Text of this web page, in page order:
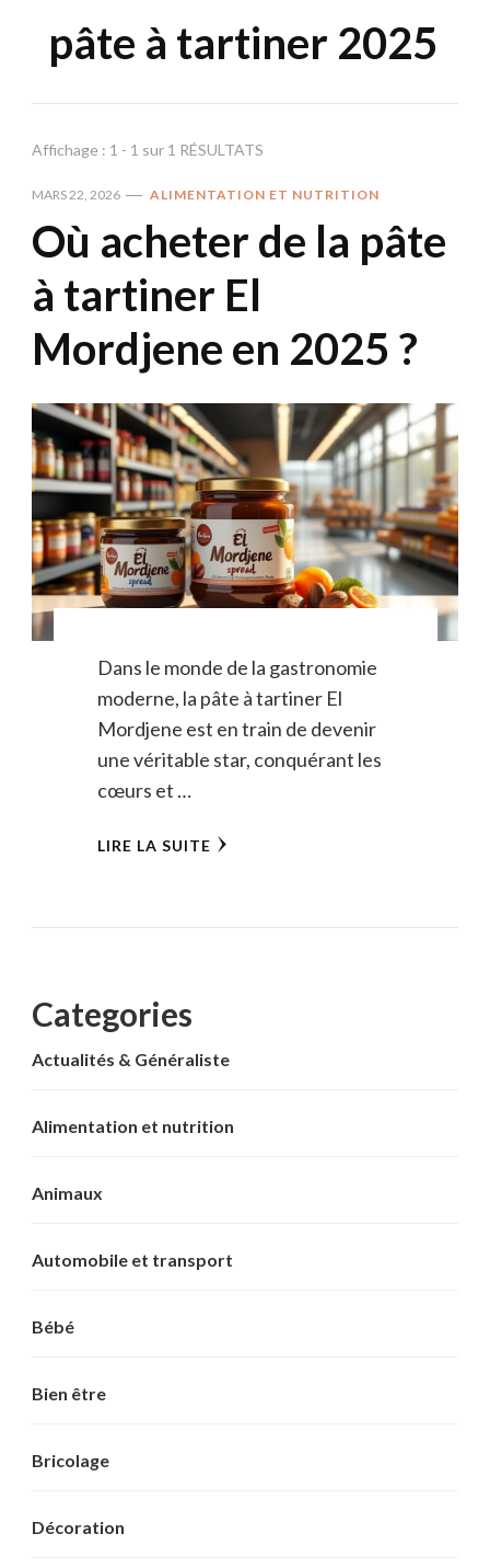
pâte à tartiner 2025
Affichage : 1 - 1 sur 1 RÉSULTATS
MARS 22, 2026 ALIMENTATION ET NUTRITION
Où acheter de la pâte
à tartiner El
Mordjene en 2025 ?
Dans le monde de la gastronomie
moderne, la pâte à tartiner El
Mordjene est en train de devenir
une véritable star, conquérant les
cœurs et …
LIRE LA SUITE
Categories
Actualités & Généraliste
Alimentation et nutrition
Animaux
Automobile et transport
Bébé
Bien être
Bricolage
Décoration